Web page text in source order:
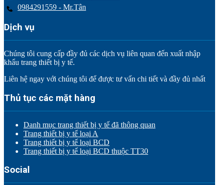
0984291559 - Mr.Tân
Dịch vụ
Chúng tôi cung cấp đầy đủ các dịch vụ liên quan đến xuất nhập
khẩu trang thiết bị y tế.
Liên hệ ngay với chúng tôi để được tư vấn chi tiết và đầy đủ nhất
Thủ tục các mặt hàng
Danh mục trang thiết bị y tế đã thông quan
Trang thiết bị y tế loại A
Trang thiết bị y tế loại BCD
Trang thiết bị y tế loại BCD thuộc TT30
Social